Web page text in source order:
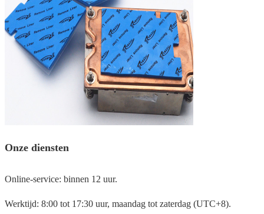
Onze diensten
Online-service: binnen 12 uur.
Werktijd: 8:00 tot 17:30 uur, maandag tot zaterdag (UTC+8).